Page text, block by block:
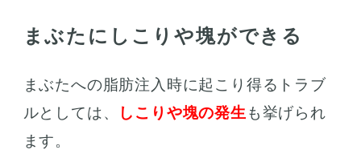
まぶたにしこりや塊ができる
まぶたへの脂肪注入時に起こり得るトラブ
ルとしては、
しこりや塊の発生 も挙げられ
ます。